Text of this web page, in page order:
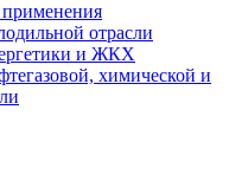
отрасли
и ЖКХ
химической и